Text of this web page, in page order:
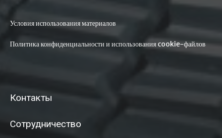
Условия использования материалов
Политика конфиденциальности и использования cookie-файлов
Контакты
Сотрудничество